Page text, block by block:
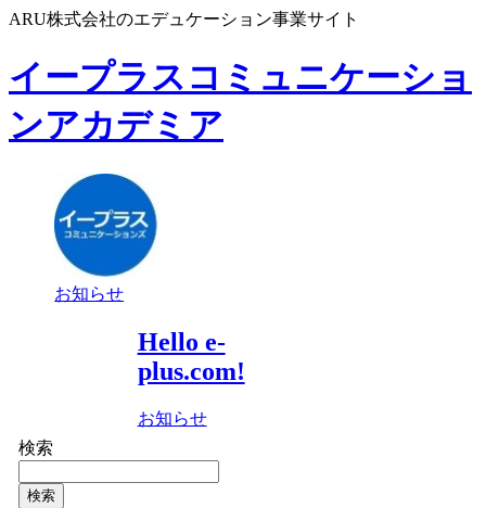
ARU株式会社のエデュケーション事業サイト
イープラスコミュニケーショ
ンアカデミア
お知らせ
Hello e-
plus.com!
お知らせ
検索
検索